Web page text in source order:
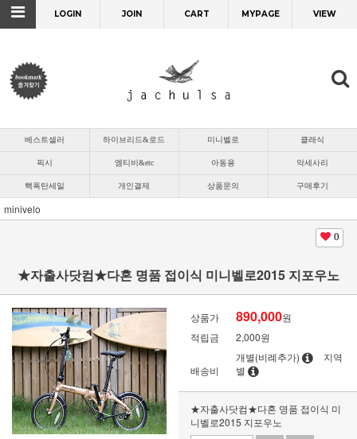
LOGIN JOIN CART MYPAGE VIEW
베스트셀러 하이브리드&로드 미니벨로 클래식
픽시 엠티비&etc 아동용 악세사리
핵폭탄세일 개인결제 상품문의 구매후기
minivelo
0
★자출사닷컴★다혼 명품 접이식 미니벨로2015 지포우노
상품가 890,000원
적립금
2,000원
배송비
개별(비례추가)
지역
별
★자출사닷컴★다혼 명품 접이식 미
니벨로2015 지포우노